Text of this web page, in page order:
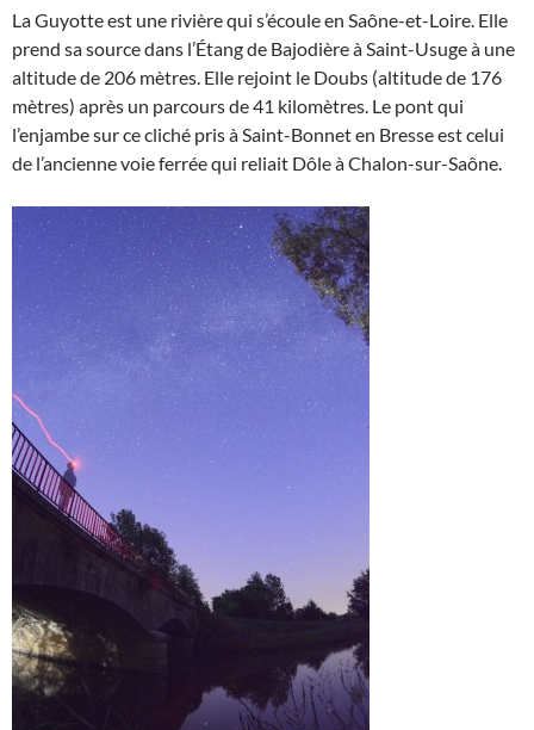
La Guyotte est une rivière qui s’écoule en Saône-et-Loire. Elle
prend sa source dans l’Étang de Bajodière à Saint-Usuge à une
altitude de 206 mètres. Elle rejoint le Doubs (altitude de 176
mètres) après un parcours de 41 kilomètres. Le pont qui
l’enjambe sur ce cliché pris à Saint-Bonnet en Bresse est celui
de l’ancienne voie ferrée qui reliait Dôle à Chalon-sur-Saône.